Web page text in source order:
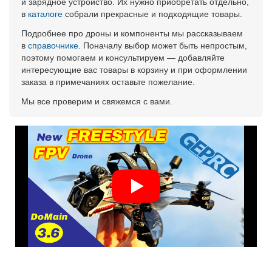
в каталоге собрали прекрасные и подходящие товары.
Подробнее про дроны и компоненты мы рассказываем
в справочнике . Поначалу выбор может быть непростым,
поэтому помогаем и консультируем — добавляйте
интересующие вас товары в корзину и при оформлении
заказа в примечаниях оставьте пожелание.
Мы все проверим и свяжемся с вами.